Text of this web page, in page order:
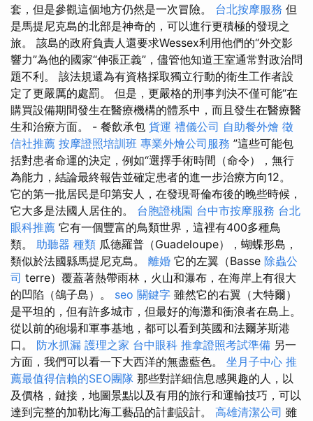
套，但是參觀這個地方仍然是一次冒險。 台北按摩服務 但
是馬提尼克島的北部是神奇的，可以進行更積極的發現之
旅。 該島的政府負責人還要求Wessex利用他們的“外交影
響力”為他的國家“伸張正義”，儘管他知道王室通常對政治問
題不利。 該法規還為有資格採取獨立行動的衛生工作者設
定了更嚴厲的處罰。 但是，更嚴格的刑事判決不僅可能“在
購買設備期間發生在醫療機構的體系中，而且發生在醫療醫
生和治療方面。 - 餐飲承包 貨運 禮儀公司 自助餐外燴 徵
信社推薦 按摩證照培訓班 專業外燴公司服務 ”這些可能包
括對患者命運的決定，例如“選擇手術時間（命令），無行
為能力，結論最終報告並確定患者的進一步治療方向12。
它的第一批居民是印第安人，在發現哥倫布後的晚些時候，
它大多是法國人居住的。 台胞證桃園 台中市按摩服務 台北
眼科推薦 它有一個豐富的鳥類世界，這裡有400多種鳥
類。 助聽器 種類 瓜德羅普（Guadeloupe），蝴蝶形島，
類似於法國縣馬提尼克島。 離婚 它的左翼（Basse 除蟲公
司 terre）覆蓋著熱帶雨林，火山和瀑布，在海岸上有很大
的凹陷（鴿子島）。 seo 關鍵字 雖然它的右翼（大特爾）
是平坦的，但有許多城市，但最好的海灘和衝浪者在島上。
從以前的砲場和軍事基地，都可以看到英國和法爾茅斯港
口。 防水抓漏 護理之家 台中眼科 推拿證照考試準備 另一
方面，我們可以看一下大西洋的無盡藍色。 坐月子中心 推
薦最值得信賴的SEO團隊 那些對詳細信息感興趣的人，以
及價格，鏈接，地圖景點以及有用的旅行和運輸技巧，可以
達到完整的加勒比海工藝品的計劃設計。 高雄清潔公司 雖